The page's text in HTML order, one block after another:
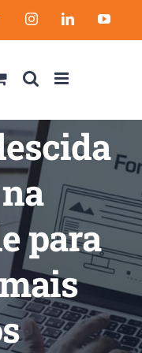
FacebookInstagramLinkedIn
para